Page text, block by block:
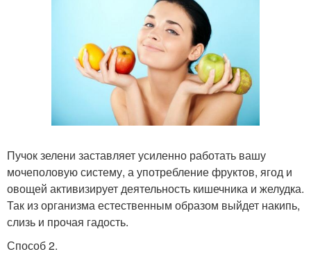
Пучок зелени заставляет усиленно работать вашу
мочеполовую систему, а употребление фруктов, ягод и
овощей активизирует деятельность кишечника и желудка.
Так из организма естественным образом выйдет накипь,
слизь и прочая гадость.
Способ 2.